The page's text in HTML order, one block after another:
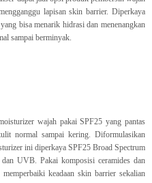
lapisan skin barrier. Diperkaya
bisa menarik hidrasi dan menenangkan
sampai berminyak.
wajah pakai SPF25 yang pantas
normal sampai kering. Diformulasikan
ini diperkaya SPF25 Broad Spectrum
UVB. Pakai komposisi ceramides dan
keadaan skin barrier sekalian